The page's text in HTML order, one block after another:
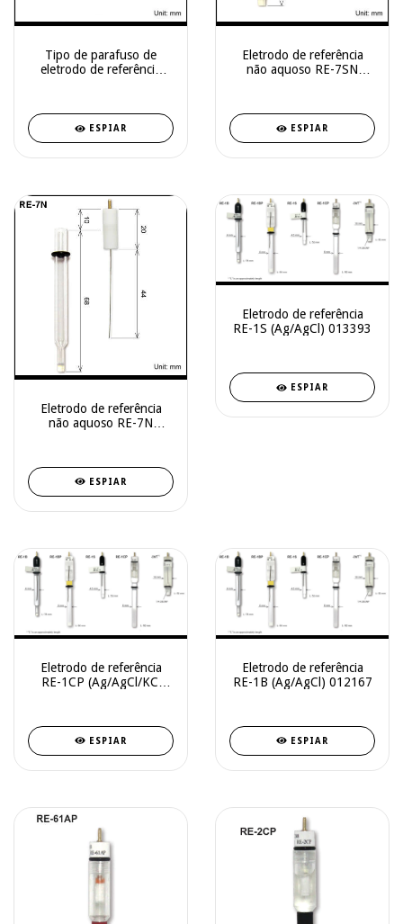
Tipo de parafuso de
eletrodo de referência
ESPIAR
Eletrodo de referência
não aquoso RE-7SN
ESPIAR
Eletrodo de referência
não aquoso RE-7N
ESPIAR
Eletrodo de referência
RE-1S (Ag/AgCl) 013393
ESPIAR
Eletrodo de referência
RE-1CP (Ag/AgCl/KCl
ESPIAR
Eletrodo de referência
RE-1B (Ag/AgCl) 012167
ESPIAR